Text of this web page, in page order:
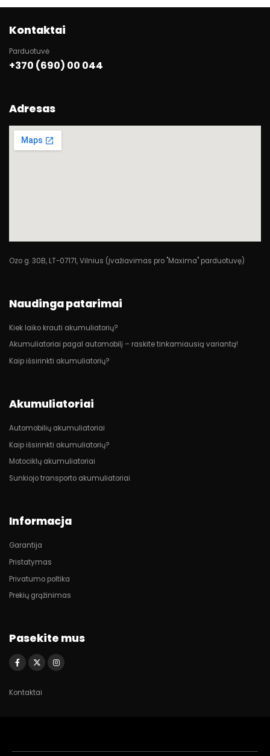
Kontaktai
Parduotuvė
+370 (690) 00 044
Adresas
Ozo g. 30B, LT-07171, Vilnius (Įvažiavimas pro "Maxima" parduotuvę)
Naudinga patarimai
Kiek laiko krauti akumuliatorių?
Akumuliatoriai pagal automobilį – raskite tinkamiausią variantą!
Kaip išsirinkti akumuliatorių?
Akumuliatoriai
Automobilių akumuliatoriai
Kaip išsirinkti akumuliatorių?
Motociklų akumuliatoriai
Sunkiojo transporto akumuliatoriai
Informacja
Garantija
Pristatymas
Privatumo poltika
Prekių grąžinimas
Pasekite mus
Kontaktai